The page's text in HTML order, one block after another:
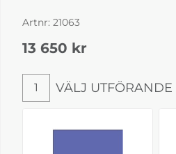
Artnr: 21063
13 650 kr
Välj utförande
1 VÄLJ UTFÖRANDE